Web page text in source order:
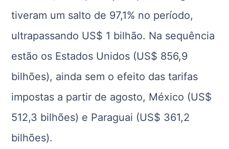
tiveram um salto de 97,1% no período,
ultrapassando US$ 1 bilhão. Na sequência
estão os Estados Unidos (US$ 856,9
bilhões), ainda sem o efeito das tarifas
impostas a partir de agosto, México (US$
512,3 bilhões) e Paraguai (US$ 361,2
bilhões).